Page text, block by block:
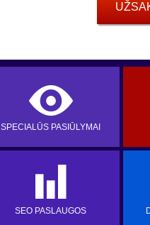
E
SPECIALŪS PASIŪLYMAI
7
SEO PASLAUGOS